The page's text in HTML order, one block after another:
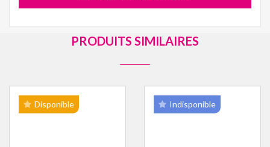
PRODUITS SIMILAIRES
Disponible Indisponible